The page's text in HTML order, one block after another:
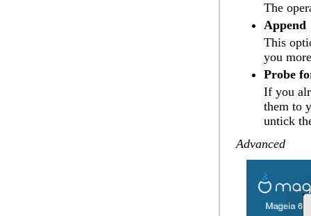
The
Append
This
you
Probe
If you
them to
untick
Advanced